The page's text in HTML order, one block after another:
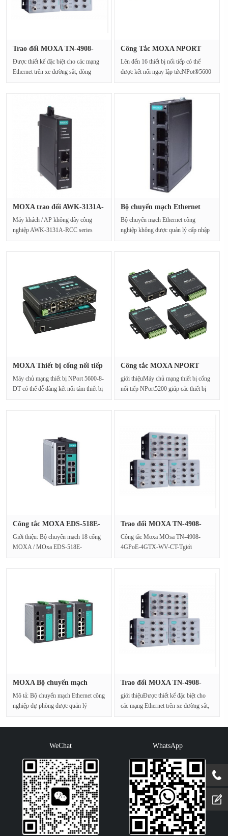
Trao đổi MOXA TN-4908-
Được thiết kế đặc biệt cho các mạng
Ethernet trên xe đường sắt, dòng
Công Tắc MOXA NPORT
Lên đến 16 thiết bị nối tiếp có thể
được kết nối ngay lập tứcNPot®5600
MOXA trao đổi AWK-3131A-
Máy khách / AP không dây công
nghiệp AWK-3131A-RCC series
Bộ chuyển mạch Ethernet
Bộ chuyển mạch Ethernet công
nghiệp không được quản lý cấp nhập
MOXA Thiết bị cổng nối tiếp
Máy chủ mạng thiết bị NPort 5600-8-
DT có thể dễ dàng kết nối tám thiết bị
Công tắc MOXA NPORT
giới thiệuMáy chủ mạng thiết bị cổng
nối tiếp NPort5200 giúp các thiết bị
Công tắc MOXA EDS-518E-
Giới thiệu: Bộ chuyển mạch 18 cổng
MOXA / MOxa EDS-518E-
Trao đổi MOXA TN-4908-
Công tắc Moxa MOsa TN-4908-
4GPoE-4GTX-WV-CT-Tgiới
MOXA Bộ chuyển mạch
Mô tả: Bộ chuyển mạch Ethernet công
nghiệp dự phòng được quản lý
Trao đổi MOXA TN-4908-
giới thiệuĐược thiết kế đặc biệt cho
các mạng Ethernet trên xe đường sắt,
WeChat WhatsApp